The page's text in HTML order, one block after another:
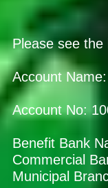
Please see the
Account
Account No:
Benefit Bank
Commercial
Municipal